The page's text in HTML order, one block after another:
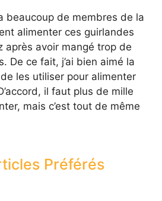
beaucoup de membres de la
alimenter ces guirlandes
après avoir mangé trop de
De ce fait, j’ai bien aimé la
les utiliser pour alimenter
il faut plus de mille
mais c’est tout de même
Préférés